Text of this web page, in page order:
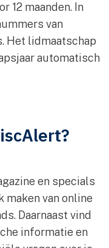
12 maanden. In
van
Het lidmaatschap
automatisch
en specials
maken van online
Daarnaast vind
informatie en